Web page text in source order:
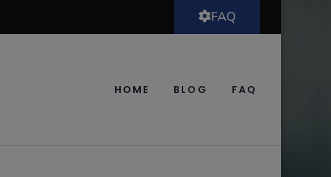
FAQ
HOME BLOG FAQ